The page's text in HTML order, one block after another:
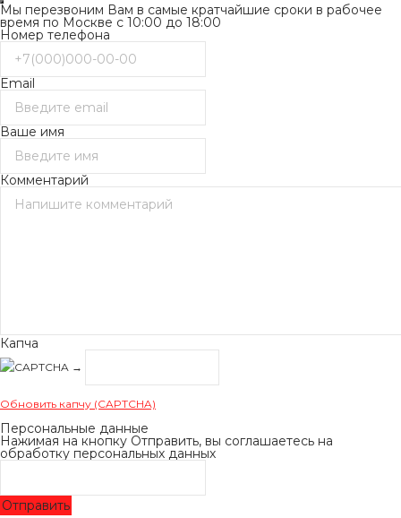
Мы перезвоним Вам в самые кратчайшие сроки в рабочее
время по Москве с 10:00 до 18:00
Номер телефона
Email
Ваше имя
Комментарий
Капча
→
Обновить капчу (CAPTCHA)
Персональные данные
Нажимая на кнопку Отправить, вы соглашаетесь на
обработку персональных данных
Отправить